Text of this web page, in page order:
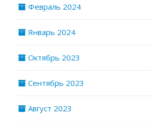
Февраль 2024
Январь 2024
Октябрь 2023
Сентябрь 2023
Август 2023